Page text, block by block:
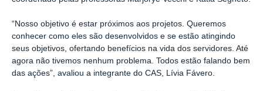
“Nosso objetivo é estar próximos aos projetos. Queremos
conhecer como eles são desenvolvidos e se estão atingindo
seus objetivos, ofertando benefícios na vida dos servidores. Até
agora não tivemos nenhum problema. Todos estão falando bem
das ações”, avaliou a integrante do CAS, Lívia Fávero.